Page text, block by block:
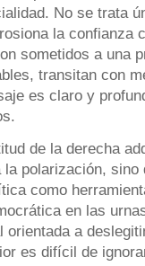
No se trata
la confianza
sometidos a una
transitan con
es claro y
de la derecha
polarización,
como
en las
orientada a
es difícil de